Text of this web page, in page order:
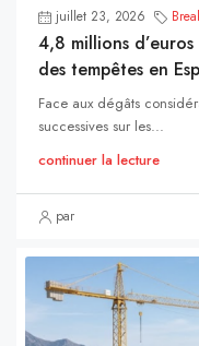
juillet 23, 2026
4,8 millions
des tempêtes en
Face aux dégâts
successives sur les...
continuer la lecture
par